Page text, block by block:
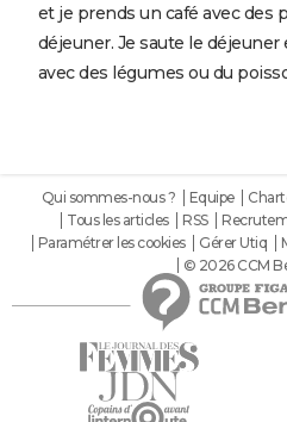
et je prends un café avec des
déjeuner. Je saute le
avec des légumes ou du
Qui sommes-nous ? Equipe
Tous les articles
RSS
Paramétrer les cookies
Gérer Utiq
© 2026 CCM